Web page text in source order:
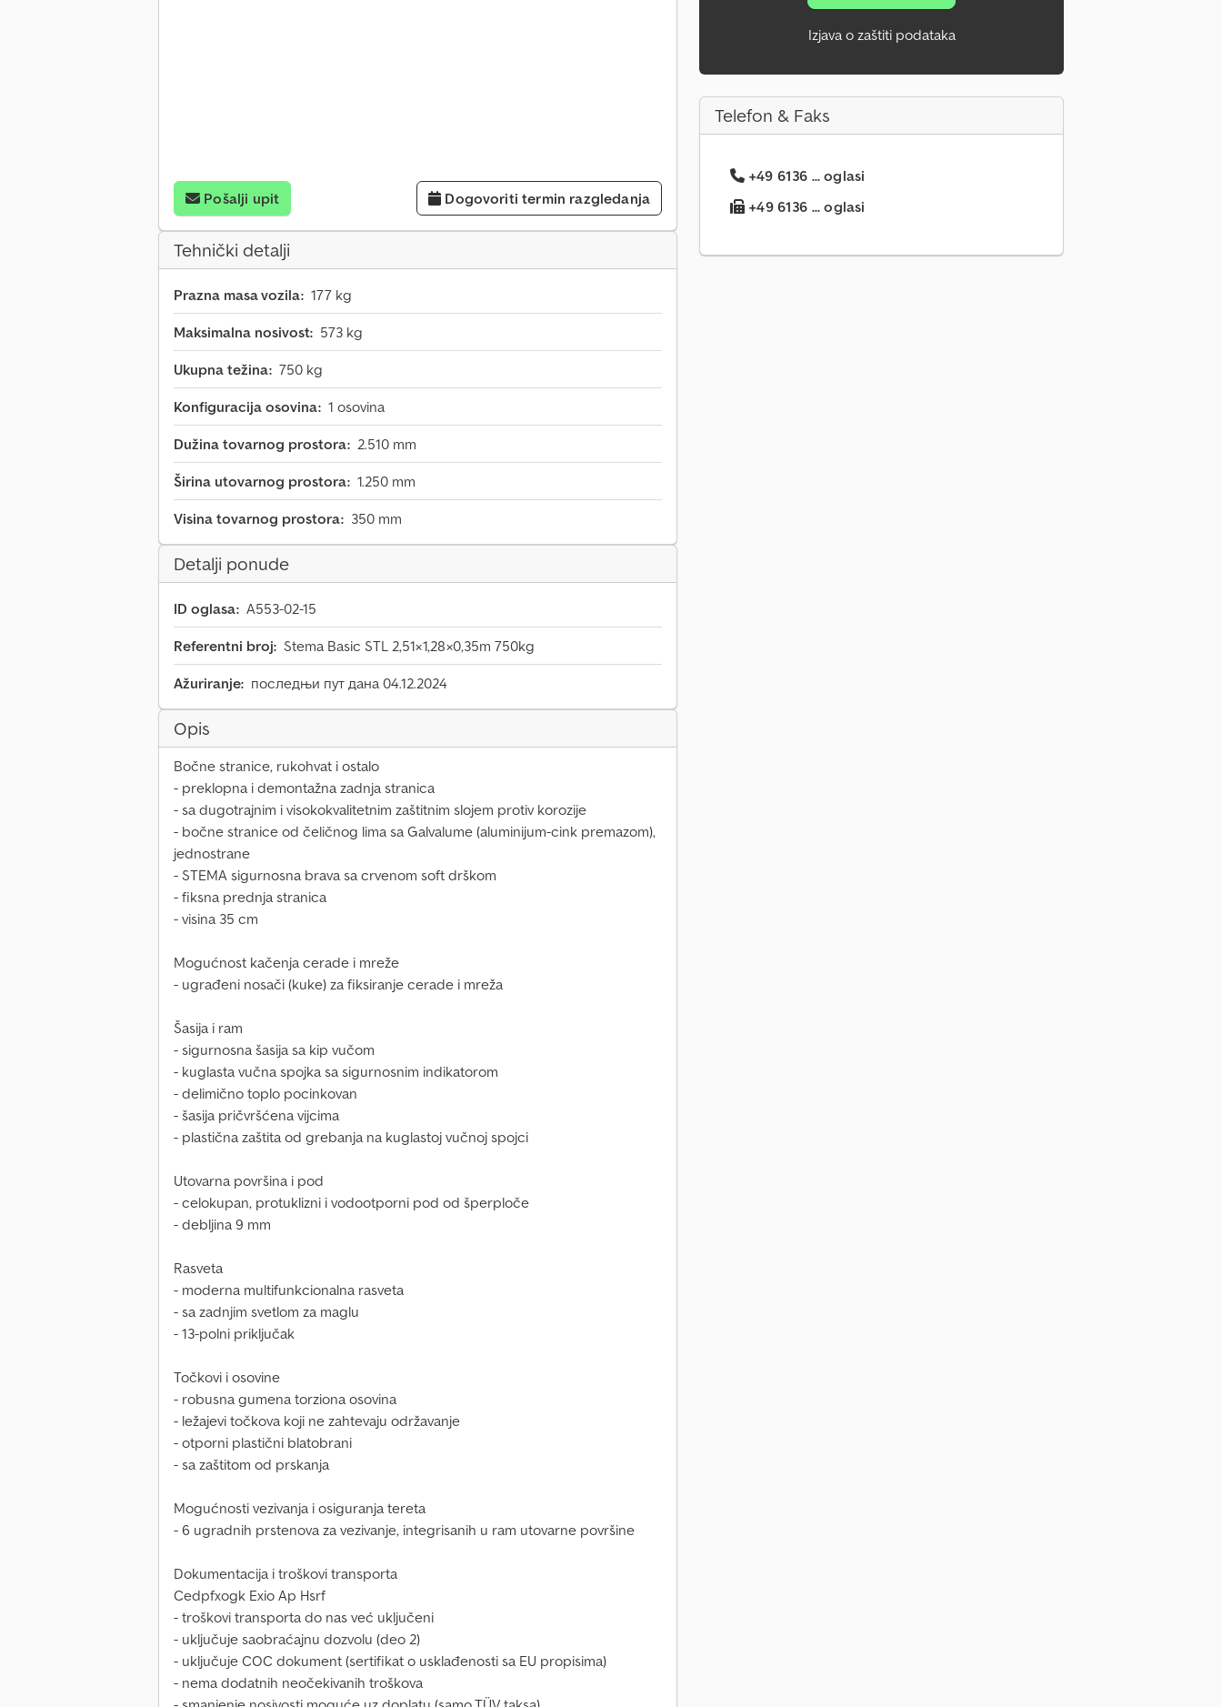
Pošalji upit Dogovoriti termin razgledanja
Tehnički detalji
Prazna masa vozila: 177 kg
Maksimalna nosivost: 573 kg
Ukupna težina: 750 kg
Konfiguracija osovina: 1 osovina
Dužina tovarnog prostora: 2.510 mm
Širina utovarnog prostora: 1.250 mm
Visina tovarnog prostora: 350 mm
Detalji ponude
ID oglasa: A553-02-15
Referentni broj: Stema Basic STL 2,51×1,28×0,35m 750kg
Ažuriranje: последњи пут дана 04.12.2024
Opis
Bočne stranice, rukohvat i ostalo
- preklopna i demontažna zadnja stranica
- sa dugotrajnim i visokokvalitetnim zaštitnim slojem protiv korozije
- bočne stranice od čeličnog lima sa Galvalume (aluminijum-cink premazom),
jednostrane
- STEMA sigurnosna brava sa crvenom soft drškom
- fiksna prednja stranica
- visina 35 cm
Mogućnost kačenja cerade i mreže
- ugrađeni nosači (kuke) za fiksiranje cerade i mreža
Šasija i ram
- sigurnosna šasija sa kip vučom
- kuglasta vučna spojka sa sigurnosnim indikatorom
- delimično toplo pocinkovan
- šasija pričvršćena vijcima
- plastična zaštita od grebanja na kuglastoj vučnoj spojci
Utovarna površina i pod
- celokupan, protuklizni i vodootporni pod od šperploče
- debljina 9 mm
Rasveta
- moderna multifunkcionalna rasveta
- sa zadnjim svetlom za maglu
- 13-polni priključak
Točkovi i osovine
- robusna gumena torziona osovina
- ležajevi točkova koji ne zahtevaju održavanje
- otporni plastični blatobrani
- sa zaštitom od prskanja
Mogućnosti vezivanja i osiguranja tereta
- 6 ugradnih prstenova za vezivanje, integrisanih u ram utovarne površine
Dokumentacija i troškovi transporta
Cedpfxogk Exio Ap Hsrf
- troškovi transporta do nas već uključeni
- uključuje saobraćajnu dozvolu (deo 2)
- uključuje COC dokument (sertifikat o usklađenosti sa EU propisima)
- nema dodatnih neočekivanih troškova
Izjava o zaštiti podataka
Telefon & Faks
+49 6136 ... oglasi
+49 6136 ... oglasi